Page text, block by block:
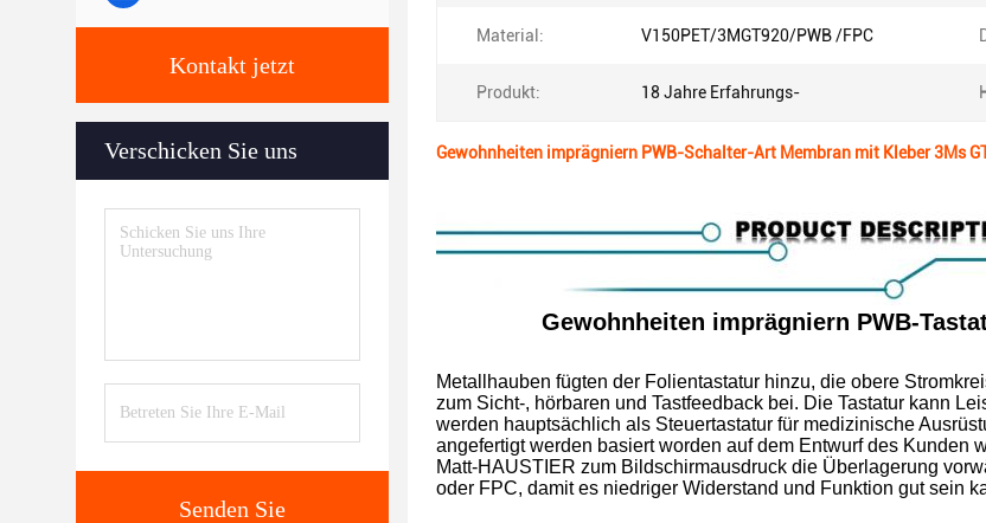
Kontakt jetzt
Verschicken Sie uns
Senden Sie
Material: V150PET/3MGT920/PWB /FPC
Produkt: 18 Jahre Erfahrungs-
Gewohnheiten imprägniern PWB-Schalter-Art Membran mit Kleber 3Ms
Gewohnheiten imprägniern PWB-
Metallhauben fügten der Folientastatur hinzu, die obere
zum Sicht-, hörbaren und Tastfeedback bei. Die Tastatur kann
werden hauptsächlich als Steuertastatur für medizinische
angefertigt werden basiert worden auf dem Entwurf des Kunden
Matt-HAUSTIER zum Bildschirmausdruck die Überlagerung
oder FPC, damit es niedriger Widerstand und Funktion gut sein